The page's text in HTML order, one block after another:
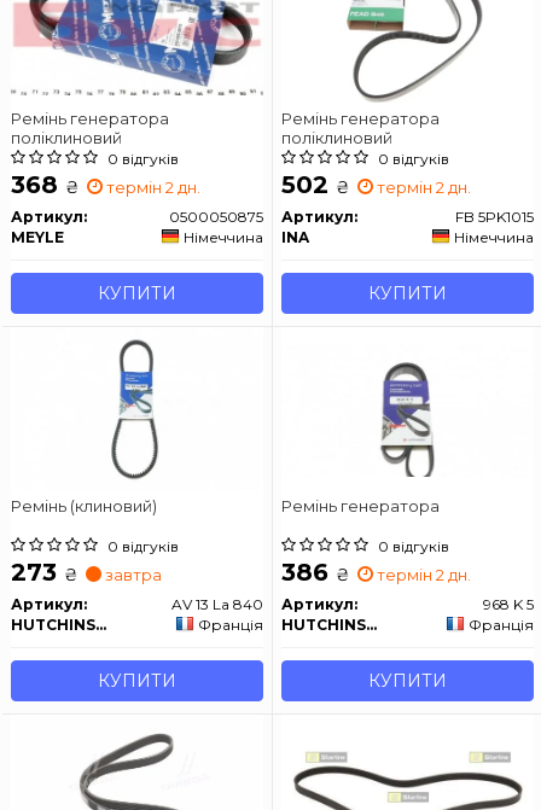
Ремінь генератора
поліклиновий
0 відгуків
368 ₴ термін 2 дн.
Артикул:
0500050875
MEYLE
Німеччина
КУПИТИ
Ремінь генератора
поліклиновий
0 відгуків
502 ₴ термін 2 дн.
Артикул:
FB 5PK1015
INA
Німеччина
КУПИТИ
Ремінь (клиновий)
0 відгуків
273 ₴ завтра
Артикул:
AV 13 La 840
HUTCHINSON
Франція
КУПИТИ
Ремінь генератора
0 відгуків
386 ₴ термін 2 дн.
Артикул:
968 K 5
HUTCHINSON
Франція
КУПИТИ